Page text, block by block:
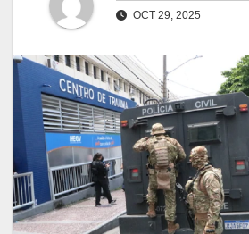
OCT 29, 2025